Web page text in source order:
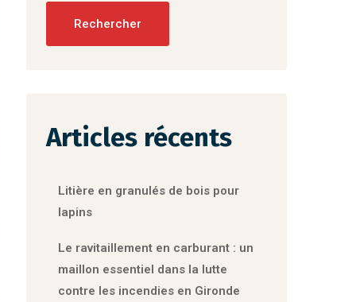
Rechercher
Articles récents
Litière en granulés de bois pour
lapins
Le ravitaillement en carburant : un
maillon essentiel dans la lutte
contre les incendies en Gironde